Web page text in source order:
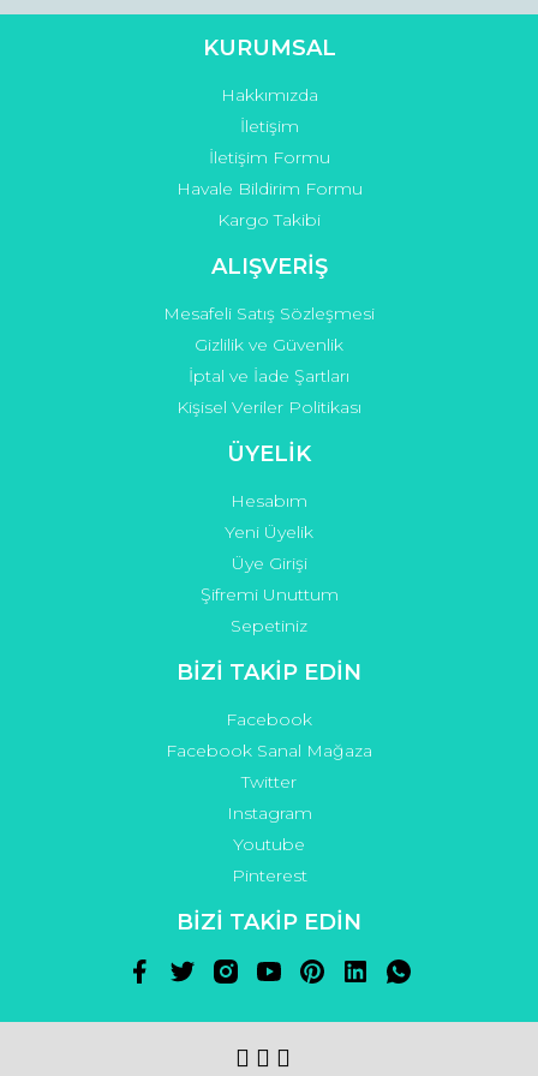
KURUMSAL
Hakkımızda
İletişim
İletişim Formu
Havale Bildirim Formu
Kargo Takibi
ALIŞVERİŞ
Mesafeli Satış Sözleşmesi
Gizlilik ve Güvenlik
İptal ve İade Şartları
Kişisel Veriler Politikası
ÜYELİK
Hesabım
Yeni Üyelik
Üye Girişi
Şifremi Unuttum
Sepetiniz
BİZİ TAKİP EDİN
Facebook
Facebook Sanal Mağaza
Twitter
Instagram
Youtube
Pinterest
BİZİ TAKİP EDİN